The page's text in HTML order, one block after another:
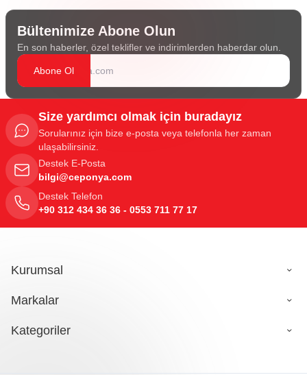
Bültenimize Abone Olun
En son haberler, özel teklifler ve indirimlerden haberdar olun.
Abone Ol
Size yardımcı olmak için buradayız
Sorularınız için bize e-posta veya telefonla her zaman
ulaşabilirsiniz.
Destek E-Posta
bilgi@ceponya.com
Destek Telefon
+90 312 434 36 36 - 0553 711 77 17
Kurumsal
Markalar
Kategoriler